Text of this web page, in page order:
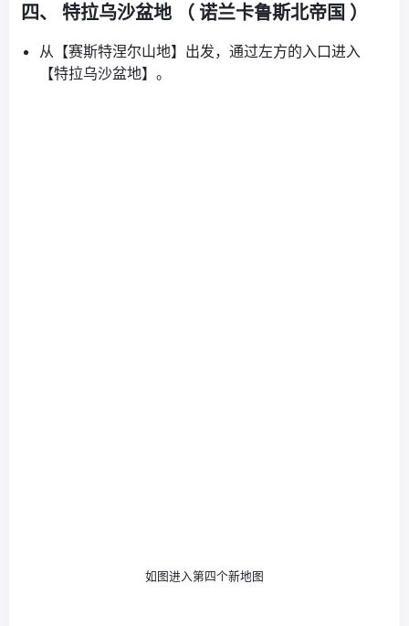
四、 特拉乌沙盆地 （ 诺兰卡鲁斯北帝国 ）
从【赛斯特涅尔山地】出发，通过左方的入口进入
【特拉乌沙盆地】。
如图进入第四个新地图